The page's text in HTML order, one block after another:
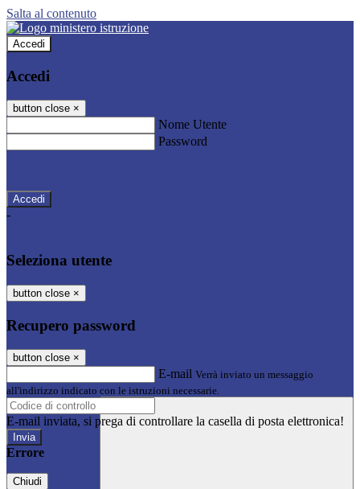
Salta al contenuto
Accedi
Accedi
button close ×
Nome Utente
Password
-
Seleziona utente
button close ×
Recupero password
button close ×
E-mail Verrà inviato un messaggio
all'indirizzo indicato con le istruzioni necessarie.
E-mail inviata, si prega di controllare la casella di posta elettronica!
Errore
Chiudi